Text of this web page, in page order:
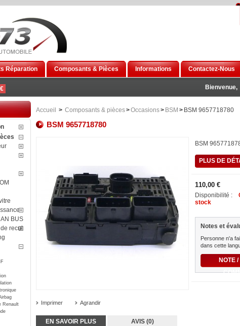
€
Réparation Composants & Pièces Informations Contactez-Nous
Bienvenue,
BUS
recul
Renault
Accueil > Composants & pièces>Occasions> BSM > BSM 9657718780
BSM 9657718780
Imprimer Agrandir
BSM
PLUS DE
110,00 €
Disponibilité :
stock
Notes et
Personne n'a
dans cette
NOTE
EN SAVOIR PLUS AVIS (0)